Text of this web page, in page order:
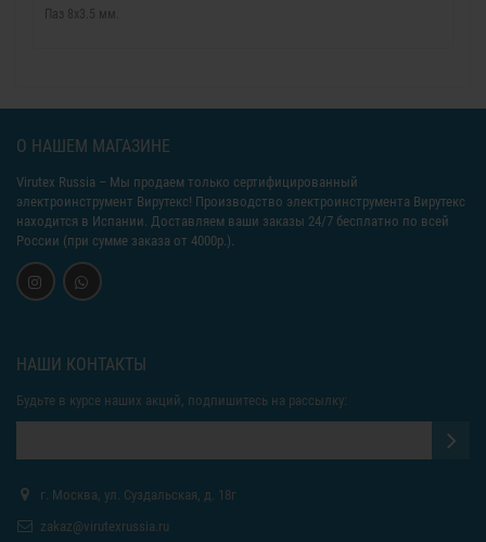
Паз 8x3.5 мм.
О НАШЕМ МАГАЗИНЕ
Virutex Russia – Мы продаем только сертифицированный
электроинструмент Вирутекс! Производство электроинструмента Вирутекс
находится в Испании. Доставляем ваши заказы 24/7 бесплатно по всей
России (при сумме заказа от 4000р.).
НАШИ КОНТАКТЫ
Будьте в курсе наших акций, подпишитесь на рассылку:
г. Москва, ул. Суздальская, д. 18г
zakaz@virutexrussia.ru